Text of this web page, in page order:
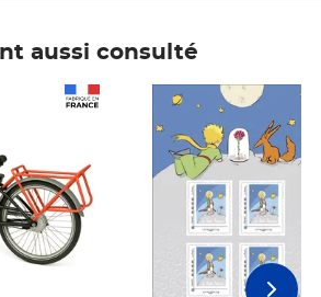
aussi consulté
Prix 7,50€